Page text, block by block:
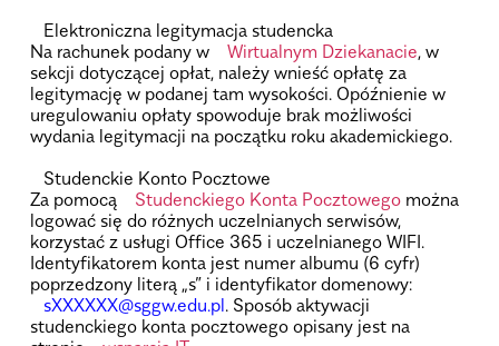
Elektroniczna legitymacja studencka
Na rachunek podany w
Wirtualnym Dziekanacie, w
sekcji dotyczącej opłat, należy wnieść opłatę za
legitymację w podanej tam wysokości. Opóźnienie w
uregulowaniu opłaty spowoduje brak możliwości
wydania legitymacji na początku roku akademickiego.
Studenckie Konto Pocztowe
Za pomocą
Studenckiego Konta Pocztowegomożna
logować się do różnych uczelnianych serwisów,
korzystać z usługi Office 365 i uczelnianego WIFI.
Identyfikatorem konta jest numer albumu (6 cyfr)
poprzedzony literą „s” i identyfikator domenowy:
sXXXXXX@sggw.edu.pl. Sposób aktywacji
studenckiego konta pocztowego opisany jest na